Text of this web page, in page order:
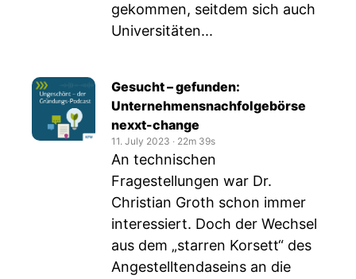
gekommen, seitdem sich auch
Universitäten...
Gesucht – gefunden:
Unternehmensnachfolgebörse
nexxt-change
11. July 2023 ‧ 22m 39s
An technischen
Fragestellungen war Dr.
Christian Groth schon immer
interessiert. Doch der Wechsel
aus dem „starren Korsett“ des
Angestelltendaseins an die